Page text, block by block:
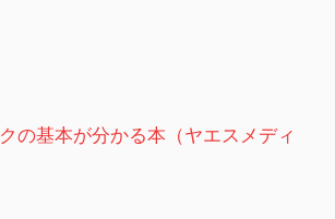
の基本が分かる本（ヤエスメディ